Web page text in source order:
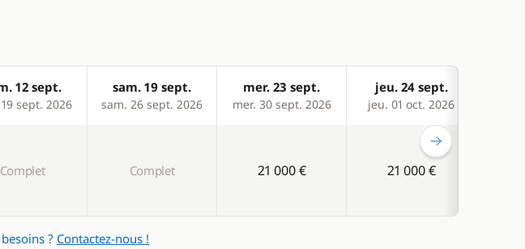
12 sept.
sept. 2026
sam. 19 sept.
sam. 26 sept. 2026
mer. 23 sept.
mer. 30 sept. 2026
jeu. 24 sept.
jeu. 01 oct. 2026
Complet Complet 21 000 € 21 000 €
? Contactez-nous !